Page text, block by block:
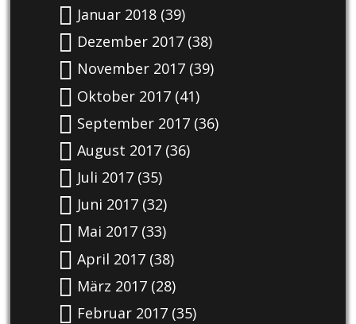
Januar 2018(39)
Dezember 2017(38)
November 2017(39)
Oktober 2017(41)
September 2017(36)
August 2017(36)
Juli 2017(35)
Juni 2017(32)
Mai 2017(33)
April 2017(38)
März 2017(28)
Februar 2017(35)